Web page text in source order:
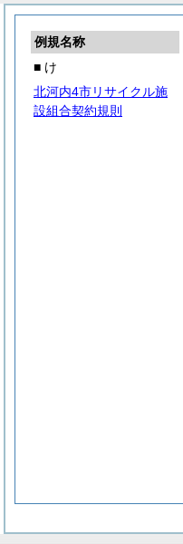
例規名称
■ け
北河内4市リサイクル施
設組合契約規則